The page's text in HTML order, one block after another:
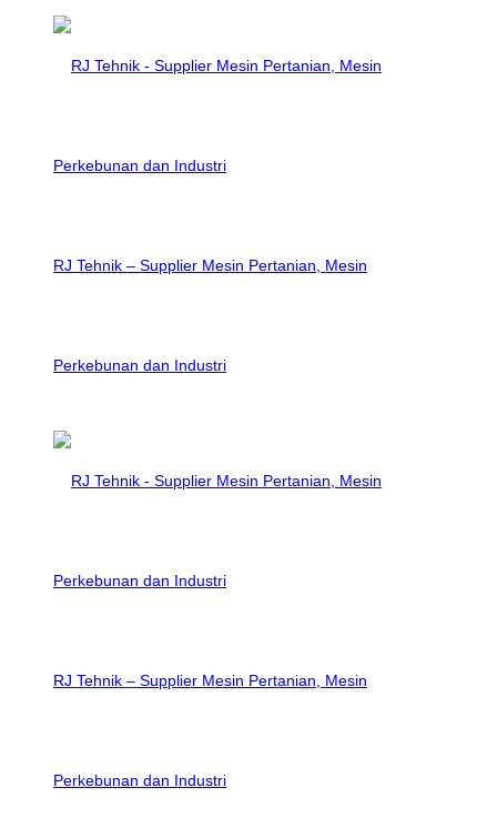
RJ Tehnik – Supplier Mesin Pertanian, Mesin
Perkebunan dan Industri
RJ Tehnik – Supplier Mesin Pertanian, Mesin
Perkebunan dan Industri